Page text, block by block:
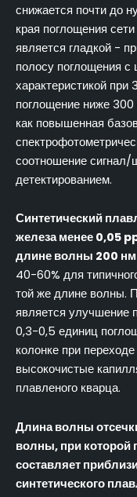
снижается почти до
края поглощения
является гладкой -
полосу поглощения с
характеристикой при
поглощение ниже
как повышенная
соотношение
детектированием.
Синтетический
железа менее 0,05
длине волны 200
40-60% для
той же длине волны.
является улучшение
0,3-0,5 единиц
колонке при
высокочистые
плавленого кварца.
Длина волны
волны, при которой
составляет
синтетического